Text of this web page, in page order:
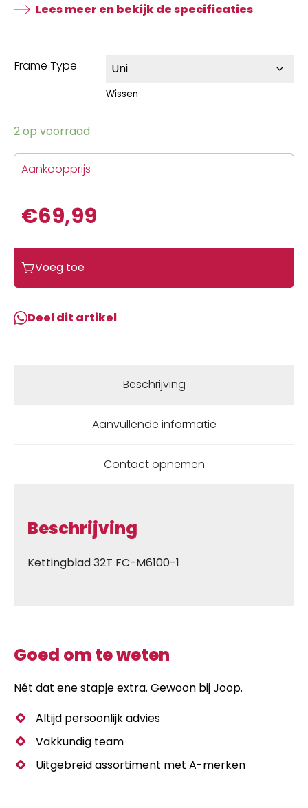
Lees meer en bekijk de specificaties
Frame Type
Wissen
2 op voorraad
Aankoopprijs
€69,99
Voeg toe
Deel dit artikel
Beschrijving
Aanvullende informatie
Contact opnemen
Beschrijving
Kettingblad 32T FC-M6100-1
Goed om te weten
Nét dat ene stapje extra. Gewoon bij Joop.
Altijd persoonlijk advies
Vakkundig team
Uitgebreid assortiment met A-merken